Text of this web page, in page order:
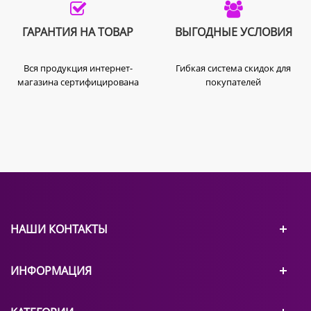
ГАРАНТИЯ НА ТОВАР
Вся продукция интернет-
магазина сертифицирована
ВЫГОДНЫЕ УСЛОВИЯ
Гибкая система скидок для
покупателей
НАШИ КОНТАКТЫ
ИНФОРМАЦИЯ